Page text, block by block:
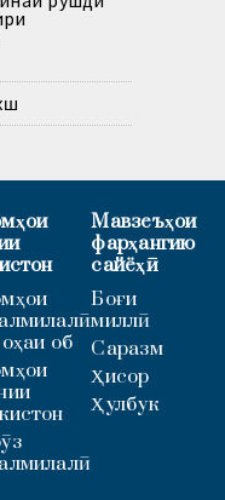
об
Мавзеъҳои
фарҳангию
сайёҳӣ
Боғи
миллӣ
Саразм
Ҳисор
Ҳулбук